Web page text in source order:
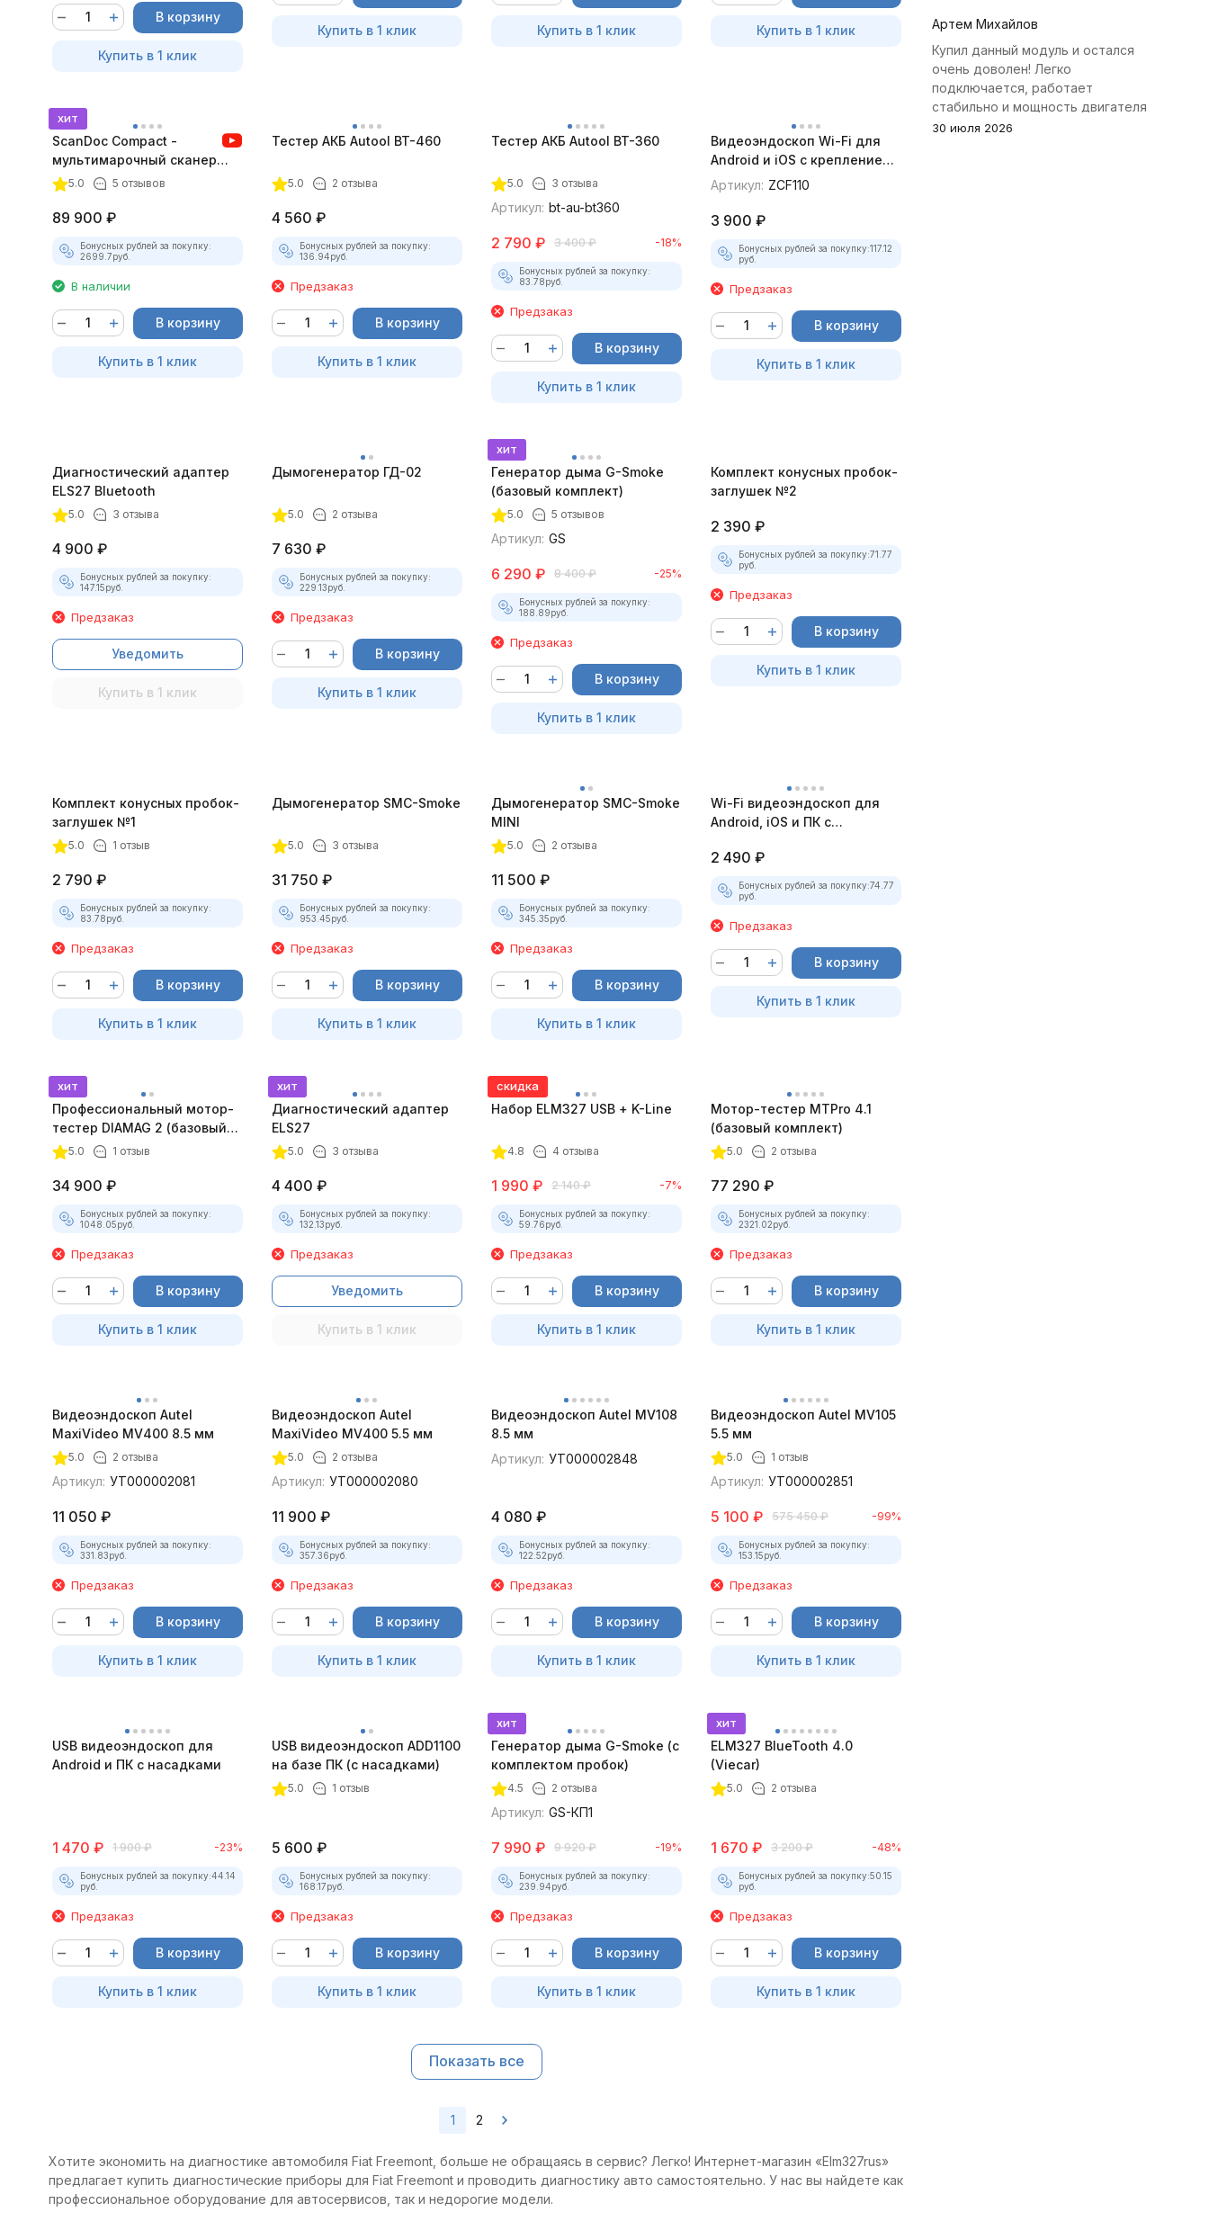
В корзину
Купить в 1 клик
Купить в 1 клик Купить в 1 клик Купить в 1 клик
хит
ScanDoc Compact -
мультимарочный сканер
(Полный)
5.0 5 отзывов
89 900 ₽
Бонусных рублей за покупку:
2699.7руб.
В наличии
В корзину
Купить в 1 клик
Тестер АКБ Autool BT-460
5.0 2 отзыва
4 560 ₽
Бонусных рублей за покупку:
136.94руб.
Предзаказ
В корзину
Купить в 1 клик
Тестер АКБ Autool BT-360
5.0 3 отзыва
Артикул: bt-au-bt360
2 790 ₽ 3 400 ₽ -18%
Бонусных рублей за покупку:
83.78руб.
Предзаказ
В корзину
Купить в 1 клик
Видеоэндоскоп Wi-Fi для
Android и iOS с креплением
для смартфона
Артикул: ZCF110
3 900 ₽
Бонусных рублей за покупку:117.12
руб.
Предзаказ
В корзину
Купить в 1 клик
Диагностический адаптер
ELS27 Bluetooth
5.0 3 отзыва
4 900 ₽
Бонусных рублей за покупку:
147.15руб.
Предзаказ
Уведомить
Купить в 1 клик
Дымогенератор ГД-02
5.0 2 отзыва
7 630 ₽
Бонусных рублей за покупку:
229.13руб.
Предзаказ
В корзину
Купить в 1 клик
хит
Генератор дыма G-Smoke
(базовый комплект)
5.0 5 отзывов
Артикул: GS
6 290 ₽ 8 400 ₽ -25%
Бонусных рублей за покупку:
188.89руб.
Предзаказ
В корзину
Купить в 1 клик
Комплект конусных пробок-
заглушек №2
2 390 ₽
Бонусных рублей за покупку:71.77
руб.
Предзаказ
В корзину
Купить в 1 клик
Комплект конусных пробок-
заглушек №1
5.0 1 отзыв
2 790 ₽
Бонусных рублей за покупку:
83.78руб.
Предзаказ
В корзину
Купить в 1 клик
Дымогенератор SMC-Smoke
5.0 3 отзыва
31 750 ₽
Бонусных рублей за покупку:
953.45руб.
Предзаказ
В корзину
Купить в 1 клик
Дымогенератор SMC-Smoke
MINI
5.0 2 отзыва
11 500 ₽
Бонусных рублей за покупку:
345.35руб.
Предзаказ
В корзину
Купить в 1 клик
Wi-Fi видеоэндоскоп для
Android, iOS и ПК с
2 490 ₽
Бонусных рублей за покупку:74.77
руб.
Предзаказ
В корзину
Купить в 1 клик
хит
Профессиональный мотор-
тестер DIAMAG 2 (базовый
комплект)
5.0 1 отзыв
34 900 ₽
Бонусных рублей за покупку:
1048.05руб.
Предзаказ
В корзину
Купить в 1 клик
хит
Диагностический адаптер
ELS27
5.0 3 отзыва
4 400 ₽
Бонусных рублей за покупку:
132.13руб.
Предзаказ
Уведомить
Купить в 1 клик
скидка
Набор ELM327 USB + K-Line
4.8 4 отзыва
1 990 ₽ 2 140 ₽ -7%
Бонусных рублей за покупку:
59.76руб.
Предзаказ
В корзину
Купить в 1 клик
Мотор-тестер MTPro 4.1
(базовый комплект)
5.0 2 отзыва
77 290 ₽
Бонусных рублей за покупку:
2321.02руб.
Предзаказ
В корзину
Купить в 1 клик
Видеоэндоскоп Autel
MaxiVideo MV400 8.5 мм
5.0 2 отзыва
Артикул: УТ000002081
11 050 ₽
Бонусных рублей за покупку:
331.83руб.
Предзаказ
В корзину
Купить в 1 клик
Видеоэндоскоп Autel
MaxiVideo MV400 5.5 мм
5.0 2 отзыва
Артикул: УТ000002080
11 900 ₽
Бонусных рублей за покупку:
357.36руб.
Предзаказ
В корзину
Купить в 1 клик
Видеоэндоскоп Autel MV108
8.5 мм
Артикул: УТ000002848
4 080 ₽
Бонусных рублей за покупку:
122.52руб.
Предзаказ
В корзину
Купить в 1 клик
Видеоэндоскоп Autel MV105
5.5 мм
5.0 1 отзыв
Артикул: УТ000002851
5 100 ₽ 575 450 ₽ -99%
Бонусных рублей за покупку:
153.15руб.
Предзаказ
В корзину
Купить в 1 клик
USB видеоэндоскоп для
Android и ПК с насадками
1 470 ₽ 1 900 ₽ -23%
Бонусных рублей за покупку:44.14
руб.
Предзаказ
В корзину
Купить в 1 клик
USB видеоэндоскоп ADD1100
на базе ПК (с насадками)
5.0 1 отзыв
5 600 ₽
Бонусных рублей за покупку:
168.17руб.
Предзаказ
В корзину
Купить в 1 клик
хит
Генератор дыма G-Smoke (c
комплектом пробок)
4.5 2 отзыва
Артикул: GS-КП1
7 990 ₽ 9 920 ₽ -19%
Бонусных рублей за покупку:
239.94руб.
Предзаказ
В корзину
Купить в 1 клик
хит
ELM327 BlueTooth 4.0
(Viecar)
5.0 2 отзыва
1 670 ₽ 3 200 ₽ -48%
Бонусных рублей за покупку:50.15
руб.
Предзаказ
В корзину
Купить в 1 клик
Показать все
1 2
Хотите экономить на диагностике автомобиля Fiat Freemont, больше не обращаясь в сервис? Легко! Интернет-магазин «Elm327rus»
предлагает купить диагностические приборы для Fiat Freemont и проводить диагностику авто самостоятельно. У нас вы найдете как
профессиональное оборудование для автосервисов, так и недорогие модели.
Артем Михайлов
Купил данный модуль и остался
очень доволен! Легко
подключается, работает
стабильно и мощность двигателя
заметно увеличилась. Рекомендую
30 июля 2026